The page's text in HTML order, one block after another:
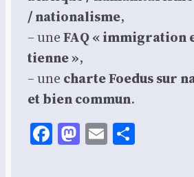
/ natio­na­lisme,
– uneFAQ « immi­gra­tion
tienne »,
– une charte Foe­dus sur
et bien com­mun.
Facebook
Mastodon
Email